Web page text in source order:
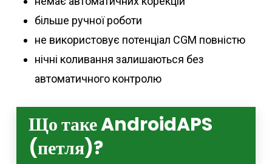
більше ручної роботи
не використовує потенціал CGM повністю
нічні коливання залишаються без
автоматичного контролю
Що таке AndroidAPS
(петля)?